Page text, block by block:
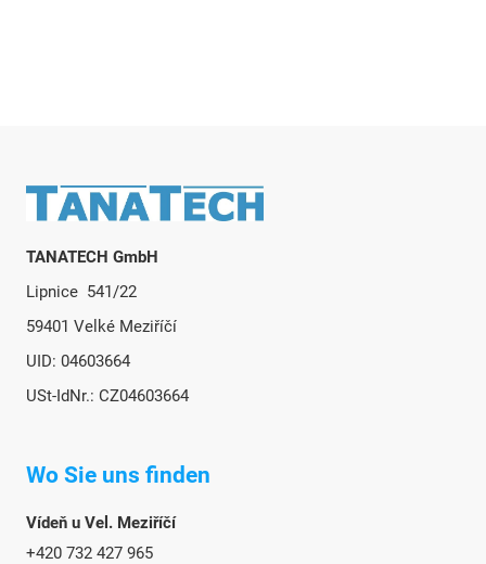
Fußzeile
TANATECH GmbH
Lipnice 541/22
59401 Velké Meziříčí
UID: 04603664
USt-IdNr.: CZ04603664
Wo Sie uns finden
Vídeň u Vel. Meziříčí
+420 732 427 965